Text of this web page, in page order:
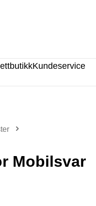
Kundeservice
Mobilsvar